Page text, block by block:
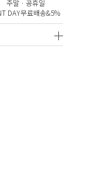
주말ㆍ공휴일
DAY무료배송&5%